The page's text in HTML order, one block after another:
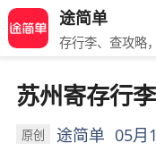
途简单
存行李、查攻略
苏州寄存行
原创 途简单 05月